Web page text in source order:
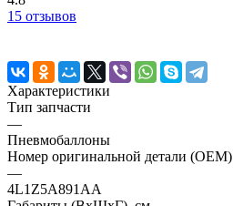
15 отзывов
Характеристики
Тип запчасти
—
Пневмобаллоны
Номер оригинальной детали (OEM)
—
4L1Z5A891AA